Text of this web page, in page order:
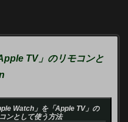
TV」のリモコンと
Watch」を「Apple TV」の
ンとして使う方法